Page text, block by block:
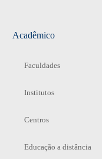
Acadêmico
Faculdades
Institutos
Centros
Educação a distância